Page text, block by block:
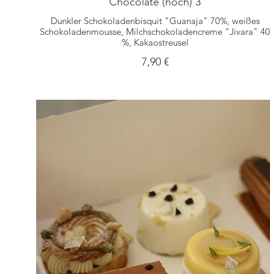
Dunkler Schokoladenbisquit "Guanaja" 70%, weißes
Schokoladenmousse, Milchschokoladencreme "Jivara" 40
%, Kakaostreusel
7,90 €